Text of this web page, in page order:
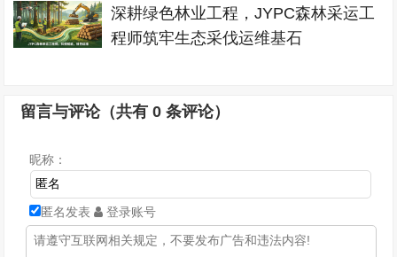
深耕绿色林业工程，JYPC森林采运工
程师筑牢生态采伐运维基石
留言与评论（共有0 条评论）
昵称：
匿名发表 登录账号